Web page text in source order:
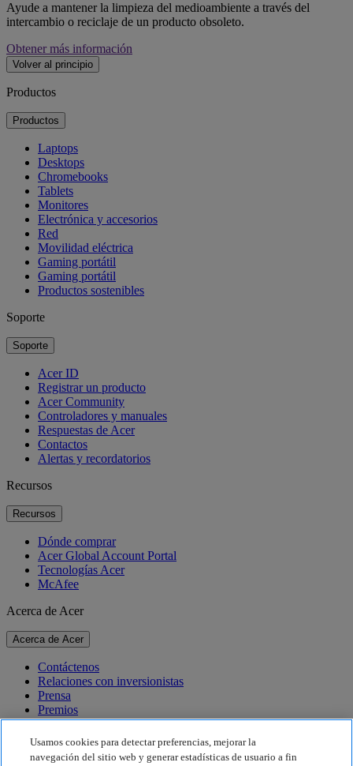
Ayude a mantener la limpieza del medioambiente a través del
intercambio o reciclaje de un producto obsoleto.
Obtener más información
Volver al principio
Productos
Productos
Laptops
Desktops
Chromebooks
Tablets
Monitores
Electrónica y accesorios
Red
Movilidad eléctrica
Gaming portátil
Gaming portátil
Productos sostenibles
Soporte
Soporte
Acer ID
Registrar un producto
Acer Community
Controladores y manuales
Respuestas de Acer
Contactos
Alertas y recordatorios
Recursos
Recursos
Dónde comprar
Acer Global Account Portal
Tecnologías Acer
McAfee
Acerca de Acer
Acerca de Acer
Contáctenos
Relaciones con inversionistas
Prensa
Premios
Eventos
Sostenibilidad
Usamos cookies para detectar preferencias, mejorar la
navegación del sitio web y generar estadísticas de usuario a fin